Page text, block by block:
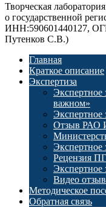
Творческая
о государственной
ИНН:590601440127,
Путенков С.В.)
Главная
Краткое описание
Экспертиза
важном»
Отзыв РАО
Рецензия
Видео
Методическое
Обратная связь